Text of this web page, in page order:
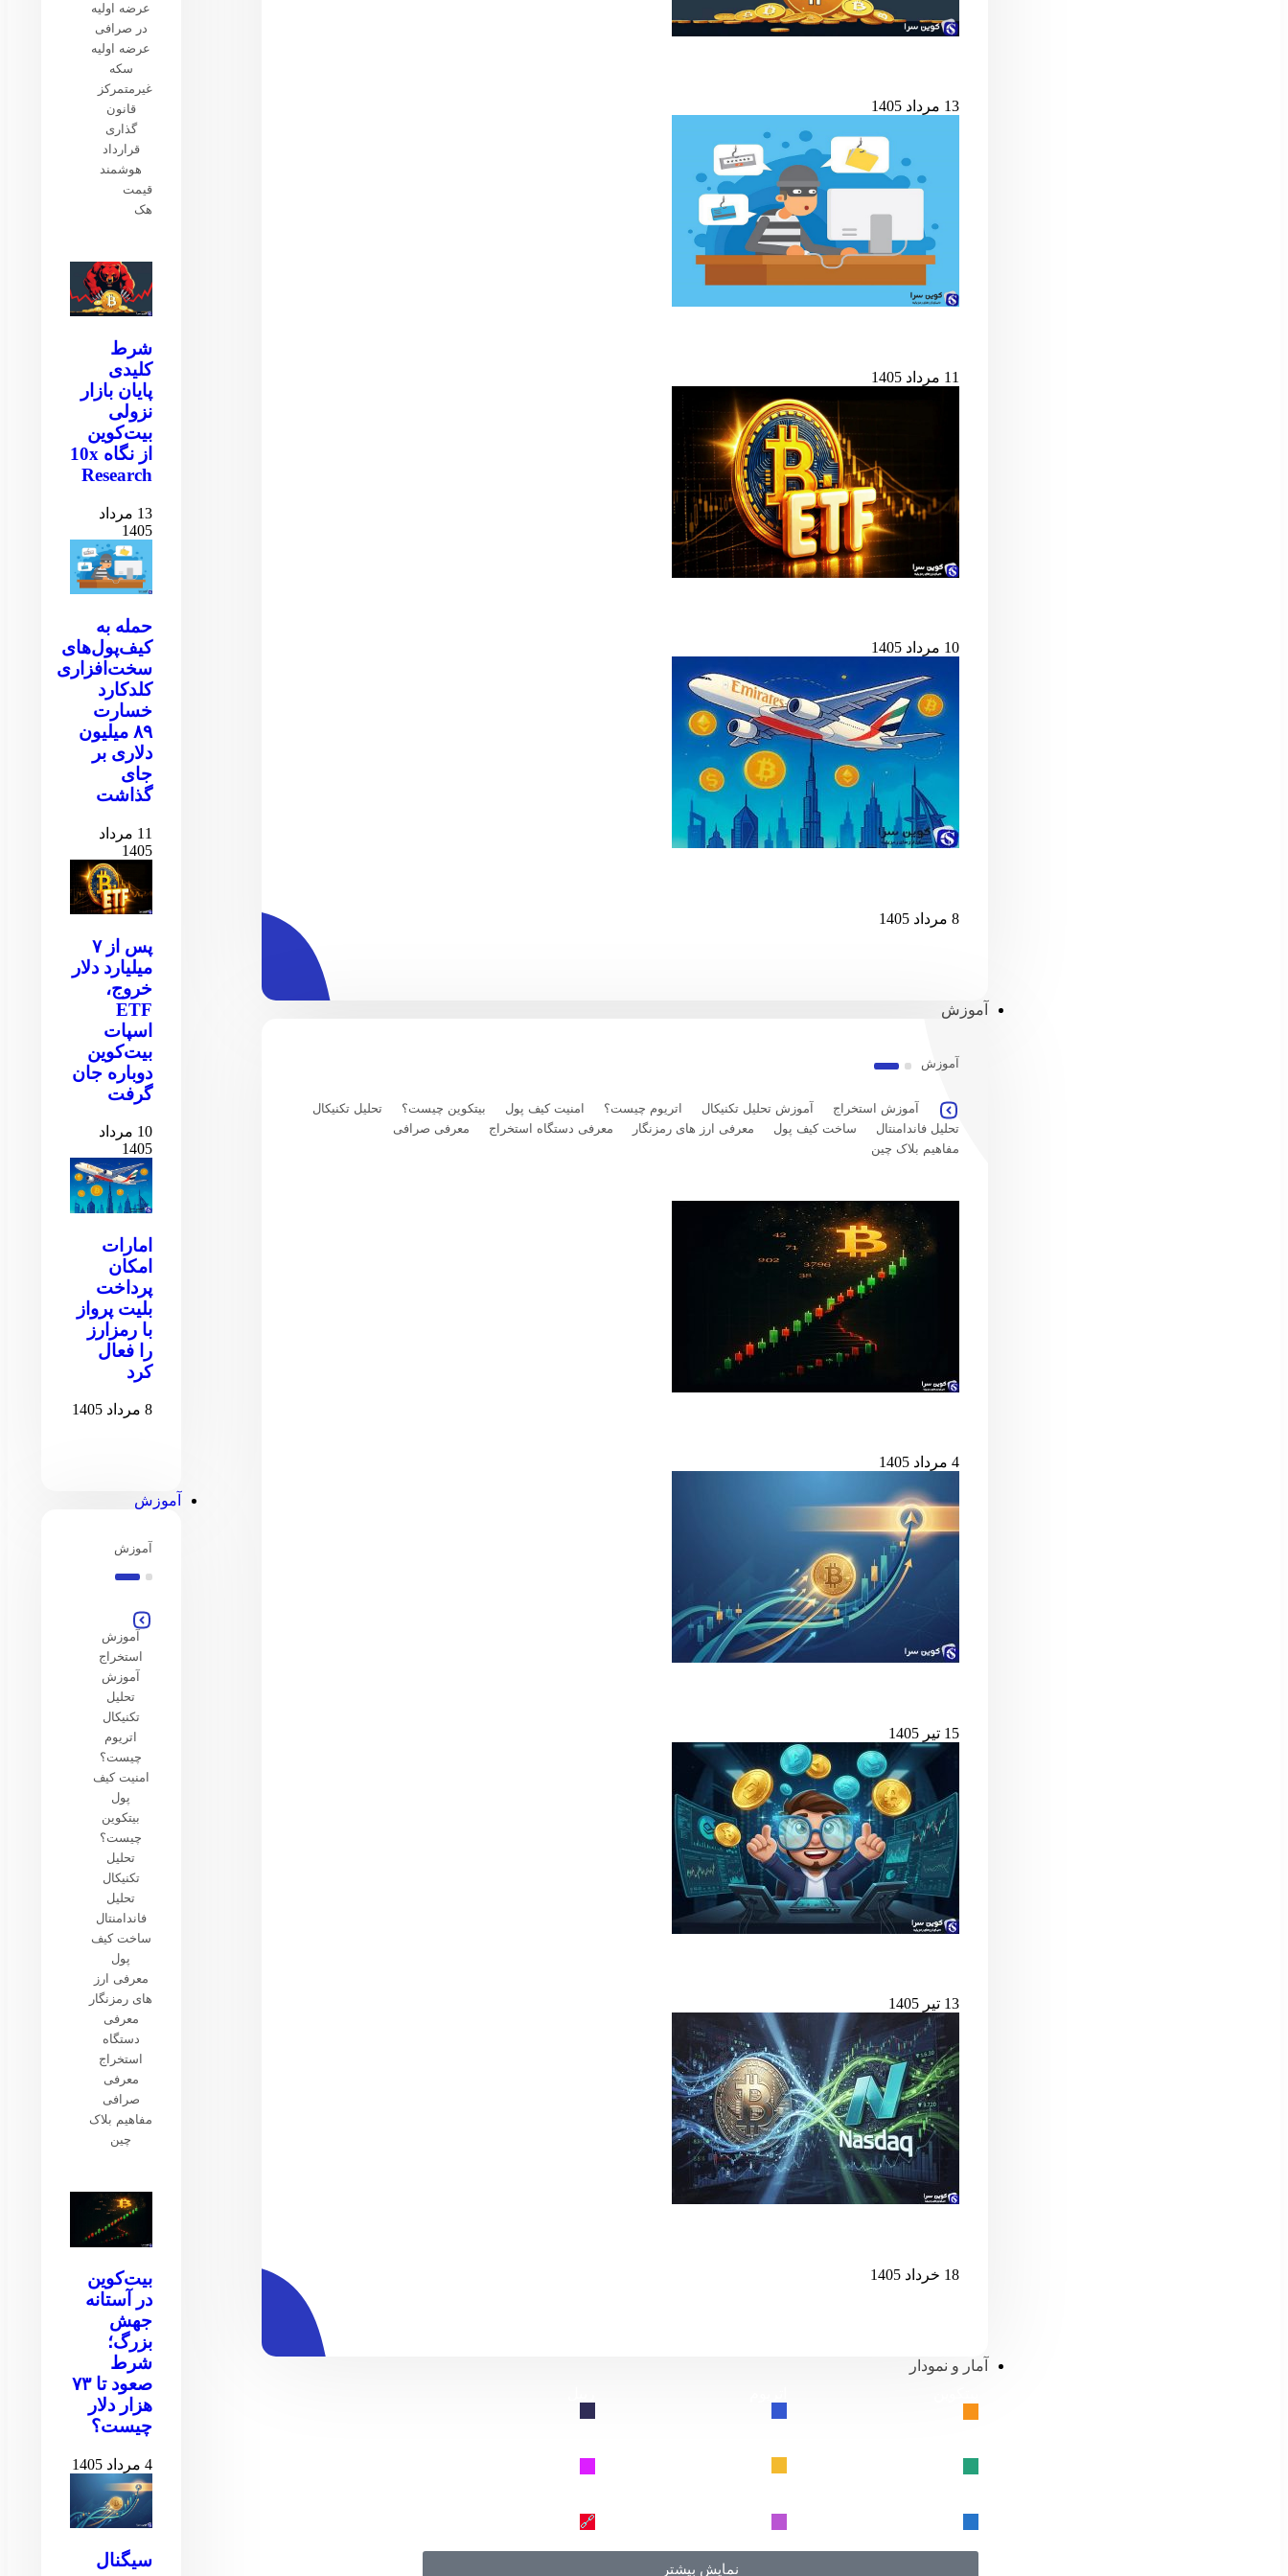
13 مرداد 1405
11 مرداد 1405
10 مرداد 1405
8 مرداد 1405
آموزش
آموزش
آموزش استخراج آموزش تحلیل تکنیکال اتریوم چیست؟ امنیت کیف پول بیتکوین چیست؟
تحلیل تکنیکال
تحلیل فاندامنتال
ساخت کیف پول معرفی ارز های رمزنگار معرفی دستگاه استخراج
معرفی صرافی
مفاهیم بلاک چین
4 مرداد 1405
15 تیر 1405
13 تیر 1405
18 خرداد 1405
آمار و نمودار
🔗
نمایش بیشتر
عرضه اولیه
در صرافی
عرضه اولیه
سکه
غیرمتمرکز
قانون
گذاری
قرارداد
هوشمند
قیمت
هک
شرط
کلیدی
پایان بازار
نزولی
بیت‌کوین
از نگاه 10x
Research
13 مرداد
1405
حمله به
کیف‌پول‌های
سخت‌افزاری
کلدکارد
خسارت
۸۹ میلیون
دلاری بر
جای
گذاشت
11 مرداد
1405
پس از ۷
میلیارد دلار
خروج،
ETF
اسپات
بیت‌کوین
دوباره جان
گرفت
10 مرداد
1405
امارات
امکان
پرداخت
بلیت پرواز
با رمزارز
را فعال
کرد
8 مرداد 1405
آموزش
آموزش
آموزش
استخراج
آموزش
تحلیل
تکنیکال
اتریوم
چیست؟
امنیت کیف
پول
بیتکوین
چیست؟
تحلیل
تکنیکال
تحلیل
فاندامنتال
ساخت کیف
پول
معرفی ارز
های رمزنگار
معرفی
دستگاه
استخراج
معرفی
صرافی
مفاهیم بلاک
چین
بیت‌کوین
در آستانه
جهش
بزرگ؛
شرط
صعود تا ۷۳
هزار دلار
چیست؟
4 مرداد 1405
سیگنال